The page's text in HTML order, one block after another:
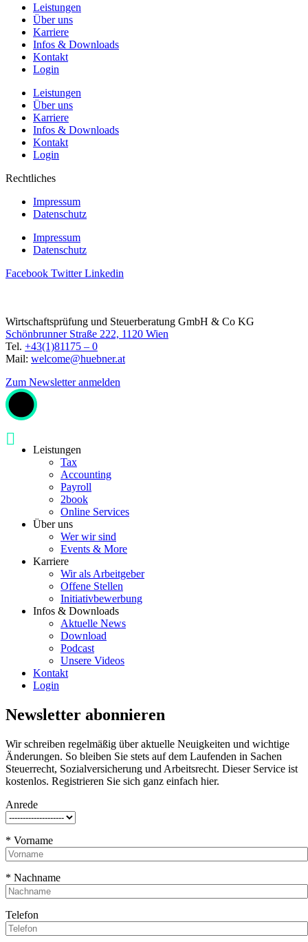
Leistungen
Über uns
Karriere
Infos & Downloads
Kontakt
Login
Leistungen
Über uns
Karriere
Infos & Downloads
Kontakt
Login
Rechtliches
Impressum
Datenschutz
Impressum
Datenschutz
Facebook Twitter Linkedin
Wirtschaftsprüfung und Steuerberatung GmbH & Co KG
Schönbrunner Straße 222, 1120 Wien
Tel. +43(1)81175 – 0
Mail: welcome@huebner.at
Zum Newsletter anmelden
Leistungen
Tax
Accounting
Payroll
2book
Online Services
Über uns
Wer wir sind
Events & More
Karriere
Wir als Arbeitgeber
Offene Stellen
Initiativbewerbung
Infos & Downloads
Aktuelle News
Download
Podcast
Unsere Videos
Kontakt
Login
Newsletter abonnieren
Wir schreiben regelmäßig über aktuelle Neuigkeiten und wichtige
Änderungen. So bleiben Sie stets auf dem Laufenden in Sachen
Steuerrecht, Sozialversicherung und Arbeitsrecht. Dieser Service ist
kostenlos. Registrieren Sie sich ganz einfach hier.
Anrede
* Vorname
* Nachname
Telefon